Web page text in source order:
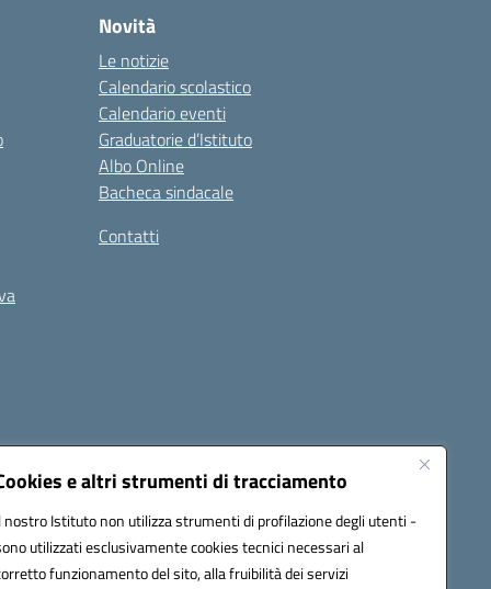
e altri strumenti di tracciamento
nostro Istituto non utilizza strumenti di profilazione degli utenti -
utilizzati esclusivamente cookies tecnici necessari al
funzionamento del sito, alla fruibilità dei servizi
Novità
Le notizie
Calendario scolastico
Calendario eventi
Graduatorie d’Istituto
Albo Online
Bacheca sindacale
Contatti